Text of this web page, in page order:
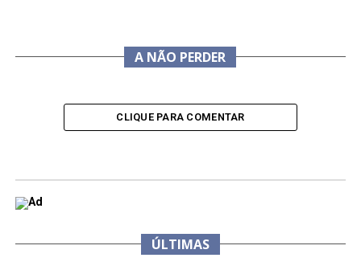
A NÃO PERDER
CLIQUE PARA COMENTAR
ÚLTIMAS